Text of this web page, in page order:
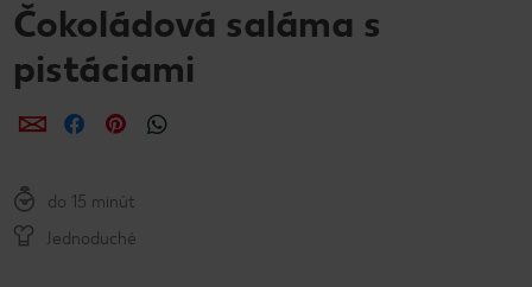
Čokoládová saláma s
pistáciami
ZdieľaťZdieľaťZdieľať
do 15 minút
Jednoduché